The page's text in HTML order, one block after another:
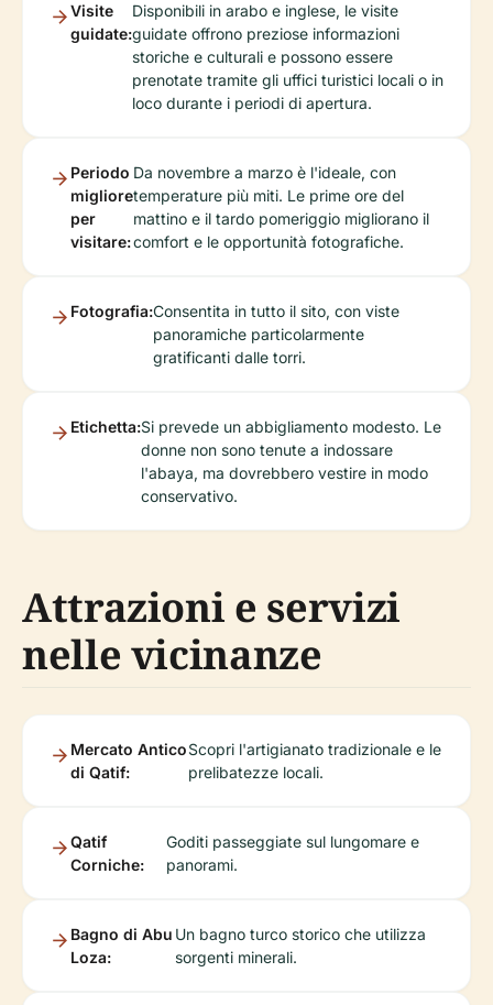
Visite
guidate:
Disponibili in arabo e inglese, le visite
guidate offrono preziose informazioni
storiche e culturali e possono essere
prenotate tramite gli uffici turistici locali o in
loco durante i periodi di apertura.
Periodo
migliore
per
visitare:
Da novembre a marzo è l'ideale, con
temperature più miti. Le prime ore del
mattino e il tardo pomeriggio migliorano il
comfort e le opportunità fotografiche.
Fotografia:Consentita in tutto il sito, con viste
panoramiche particolarmente
gratificanti dalle torri.
Etichetta:Si prevede un abbigliamento modesto. Le
donne non sono tenute a indossare
l'abaya, ma dovrebbero vestire in modo
conservativo.
Attrazioni e servizi
nelle vicinanze
Mercato Antico
di Qatif:
Scopri l'artigianato tradizionale e le
prelibatezze locali.
Qatif
Corniche:
Goditi passeggiate sul lungomare e
panorami.
Bagno di Abu
Loza:
Un bagno turco storico che utilizza
sorgenti minerali.